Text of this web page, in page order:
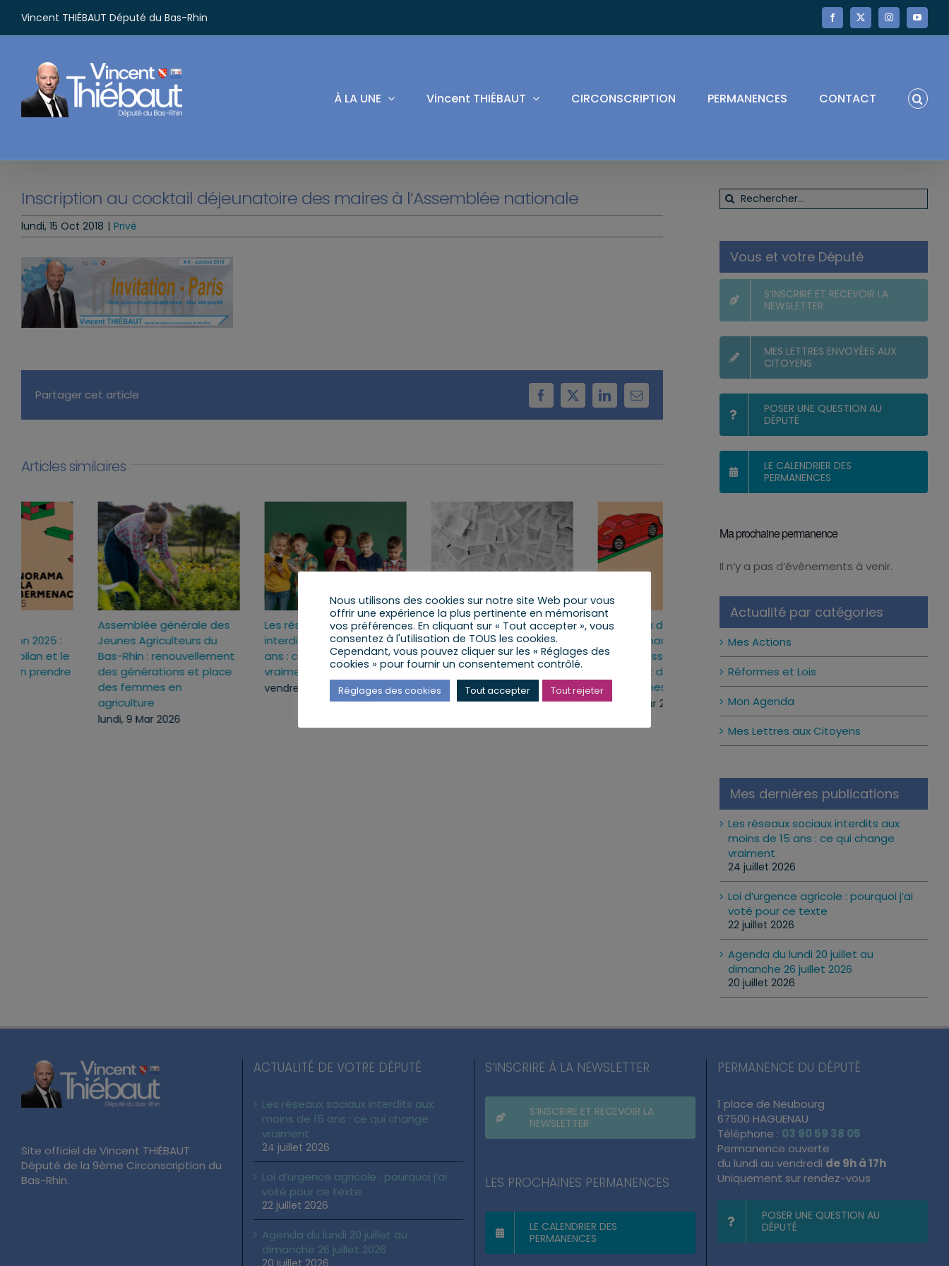
contenu
Vincent THIÉBAUT Député du Bas-Rhin Facebook
X InstagramYouTube
À LA UNE Vincent THIÉBAUT CIRCONSCRIPTION PERMANENCES CONTACT
Inscription au cocktail déjeunatoire des maires à l’Assemblée nationale
lundi, 15 Oct 2018 | Privé
Partager cet article Facebook
X LinkedInEmail
Articles similaires
Les réseaux sociaux
interdits aux moins de 15
ans : ce qui change
vraiment
vendredi, 24 Juil 2026
La loi de simplification de
la vie économique : un
texte voté, des mesures
concrètes
mardi, 14 Avr 2026
Panorama des
Cybermenaces en 2025 :
l’ANSSI dresse le bilan et le
Parlement doit en prendre
toute la mesure
lundi, 16 Mar 2026
Assemblée générale des
Jeunes Agriculteurs du
Bas-Rhin : renouvellement
des générations et place
des femmes en
agriculture
Les réseaux sociaux
interdits aux moins de 15
ans : ce qui change
vraiment
vendredi, 24 Juil 2026
La loi de
texte voté, des
mardi, 14 Avr 2026
Rechercher:
Vous et votre Député
S’INSCRIRE ET RECEVOIR LA
NEWSLETTER
MES LETTRES ENVOYÉES AUX
CITOYENS
POSER UNE QUESTION AU
DÉPUTÉ
LE CALENDRIER DES
PERMANENCES
Ma prochaine permanence
Notice
Il n’y a pas d’évènements à venir.
Actualité par catégories
Mes Actions
Réformes et Lois
Mon Agenda
Mes Lettres aux Citoyens
Mes dernières publications
Les réseaux sociaux interdits aux
moins de 15 ans : ce qui change
vraiment
24 juillet 2026
Loi d’urgence agricole : pourquoi j’ai
voté pour ce texte
22 juillet 2026
Agenda du lundi 20 juillet au
dimanche 26 juillet 2026
20 juillet 2026
Site officiel de Vincent THIÉBAUT
Député de la 9ème Circonscription du
Bas-Rhin.
ACTUALITÉ DE VOTRE DÉPUTÉ
Les réseaux sociaux interdits aux
moins de 15 ans : ce qui change
vraiment
24 juillet 2026
Loi d’urgence agricole : pourquoi j’ai
voté pour ce texte
22 juillet 2026
Agenda du lundi 20 juillet au
dimanche 26 juillet 2026
20 juillet 2026
S’INSCRIRE À LA NEWSLETTER
S’INSCRIRE ET RECEVOIR LA
NEWSLETTER
LES PROCHAINES PERMANENCES
LE CALENDRIER DES
PERMANENCES
PERMANENCE DU DÉPUTÉ
1 place de Neubourg
67500 HAGUENAU
Téléphone : 03 90 59 38 05
Permanence ouverte
du lundi au vendredi de 9h à 17h
Uniquement sur rendez-vous
POSER UNE QUESTION AU
DÉPUTÉ
Nous utilisons des cookies sur notre site Web pour vous
offrir une expérience la plus pertinente en mémorisant
vos préférences. En cliquant sur « Tout accepter », vous
consentez à l'utilisation de TOUS les cookies.
Cependant, vous pouvez cliquer sur les « Réglages des
cookies » pour fournir un consentement contrôlé.
Réglages des cookies Tout accepter Tout rejeter